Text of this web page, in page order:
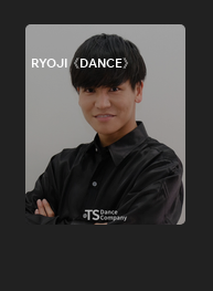
RYOJI《DANCE》